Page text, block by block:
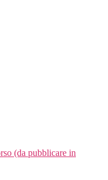
(da pubblicare in